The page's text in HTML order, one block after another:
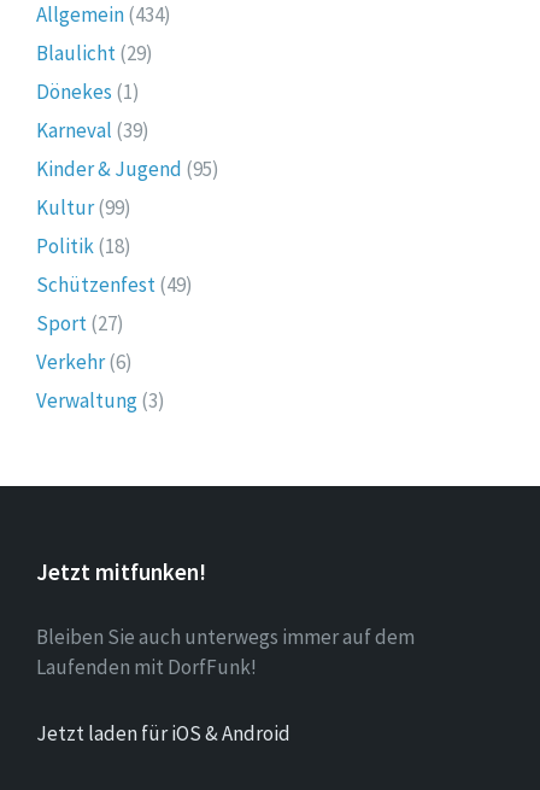
Allgemein(434)
Blaulicht(29)
Dönekes (1)
Karneval (39)
Kinder & Jugend (95)
Kultur(99)
Politik(18)
Schützenfest(49)
Sport(27)
Verkehr(6)
Verwaltung(3)
Jetzt mitfunken!
Bleiben Sie auch unterwegs immer auf dem
Laufenden mit DorfFunk!
Jetzt laden für iOS & Android